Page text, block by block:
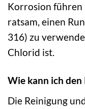
Korrosion führen
ratsam, einen
316) zu
Chlorid ist.
Wie kann ich
Die Reinigung